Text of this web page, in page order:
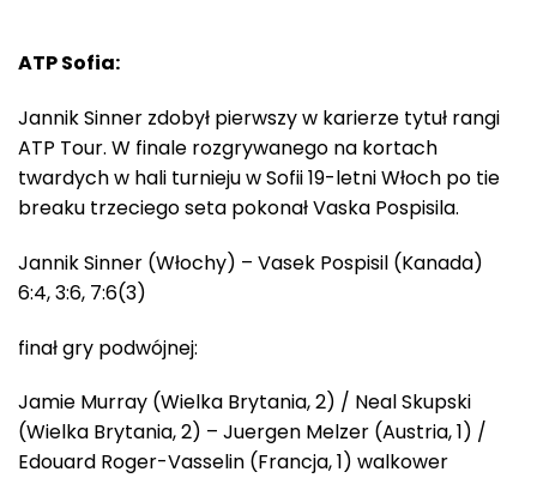
ATP Sofia:
Jannik Sinner zdobył pierwszy w karierze tytuł rangi
ATP Tour. W finale rozgrywanego na kortach
twardych w hali turnieju w Sofii 19-letni Włoch po tie
breaku trzeciego seta pokonał Vaska Pospisila.
Jannik Sinner (Włochy) – Vasek Pospisil (Kanada)
6:4, 3:6, 7:6(3)
finał gry podwójnej:
Jamie Murray (Wielka Brytania, 2) / Neal Skupski
(Wielka Brytania, 2) – Juergen Melzer (Austria, 1) /
Edouard Roger-Vasselin (Francja, 1) walkower